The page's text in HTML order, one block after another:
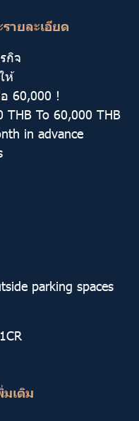
ายละเอียด
กิจ
ห้
60,000 !
THB To 60,000 THB
in advance
parking spaces
เติม